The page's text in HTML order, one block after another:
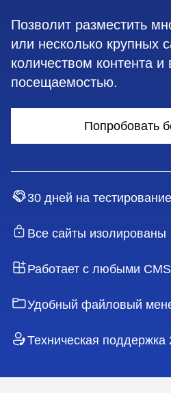
Позволит разместить
или несколько крупных
количеством контента и
посещаемостью.
Попробовать
30 дней на тестирование
Все сайты изолированы
Работает с любыми CMS
Удобный файловый
Техническая поддержка